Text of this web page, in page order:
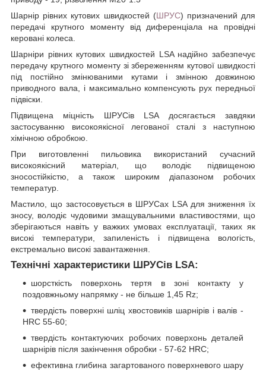
Шарнір рівних кутових швидкостей (ШРУС) призначений для
передачі крутного моменту від диференціала на провідні
керовані колеса.
Шарніри рівних кутових швидкостей LSA надійно забезпечує
передачу крутного моменту зі збереженням кутової швидкості
під постійно змінюваними кутами і змінною довжиною
приводного вала, і максимально компенсують рух передньої
підвіски.
Підвищена міцність ШРУСів LSA досягається завдяки
застосуванню високоякісної легованої сталі з наступною
хімічною обробкою.
При виготовленні пильовика використаний сучасний
високоякісний матеріал, що володіє підвищеною
зносостійкістю, а також широким діапазоном робочих
температур.
Мастило, що застосовується в ШРУСах LSA для зниження їх
зносу, володіє чудовими змащувальними властивостями, що
зберігаються навіть у важких умовах експлуатації, таких як
високі температури, запиленість і підвищена вологість,
екстремально високі завантаження.
Технічні характеристики ШРУСів LSA:
шорсткість поверхонь тертя в зоні контакту у
поздовжньому напрямку - не більше 1,45 Rz;
твердість поверхні шліц хвостовиків шарнірів і валів -
HRC 55-60;
твердість контактуючих робочих поверхонь деталей
шарнірів після закінчення обробки - 57-62 HRC;
ефективна глибина загартованого поверхневого шару